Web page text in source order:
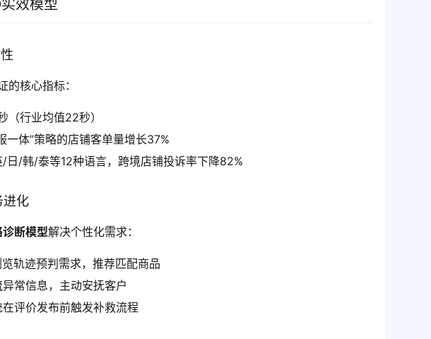
效模型
核心指标：
（行业均值22秒）
一体”策略的店铺客单量增长37%
/日/韩/泰等12种语言，跨境店铺投诉率下降82%
进化
诊断模型解决个性化需求：
轨迹预判需求，推荐匹配商品
常信息，主动安抚客户
评价发布前触发补救流程